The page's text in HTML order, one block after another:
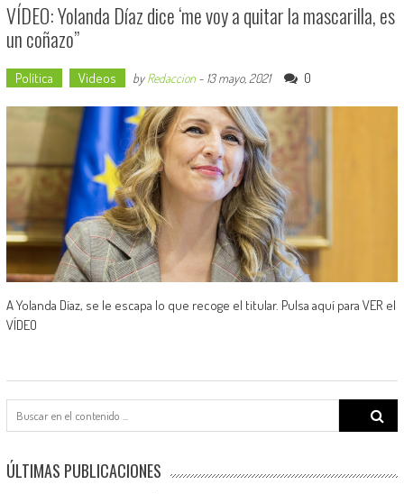
VÍDEO: Yolanda Díaz dice ‘me voy a quitar la mascarilla, es
un coñazo”
Política Videos byRedaccion- 13 mayo, 2021 0
A Yolanda Díaz, se le escapa lo que recoge el titular. Pulsa aquí para VER el
VÍDEO
Search
for:
ÚLTIMAS PUBLICACIONES